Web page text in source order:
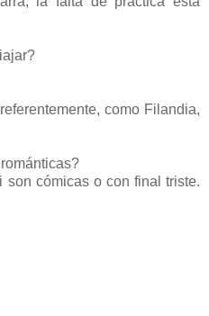
como Filandia,
cómicas o con final triste.